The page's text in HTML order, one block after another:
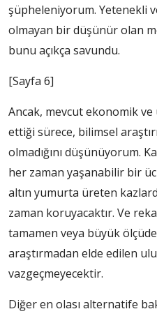
şüpheleniyorum. Yetenekli
olmayan bir düşünür olan
bunu açıkça savundu.
[Sayfa 6]
Ancak, mevcut ekonomik
ettiği sürece, bilimsel
olmadığını düşünüyorum.
her zaman yaşanabilir bir
altın yumurta üreten
zaman koruyacaktır. Ve
tamamen veya büyük
araştırmadan elde edilen
vazgeçmeyecektir.
Diğer en olası alternatife